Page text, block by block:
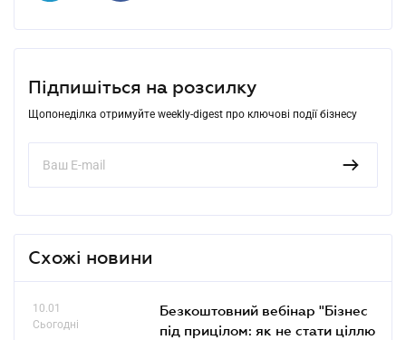
Підпишіться на розсилку
Щопонеділка отримуйте weekly-digest про ключові події бізнесу
Схожі новини
10.01
Сьогодні
Безкоштовний вебінар "Бізнес
під прицілом: як не стати ціллю